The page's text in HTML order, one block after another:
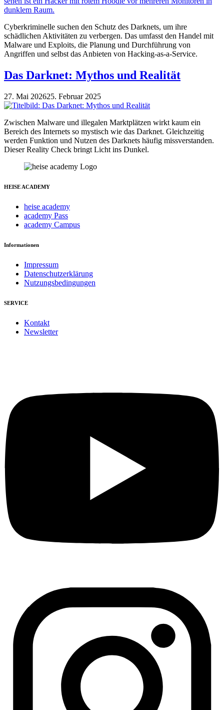
Cyberkriminelle suchen den Schutz des Darknets, um ihre
schädlichen Aktivitäten zu verbergen. Das umfasst den Handel mit
Malware und Exploits, die Planung und Durchführung von
Angriffen und selbst das Anbieten von Hacking-as-a-Service.
Das Darknet: Mythos und Realität
27. Mai 202625. Februar 2025
Zwischen Malware und illegalen Marktplätzen wirkt kaum ein
Bereich des Internets so mystisch wie das Darknet. Gleichzeitig
werden Funktion und Nutzen des Darknets häufig missverstanden.
Dieser Reality Check bringt Licht ins Dunkel.
HEISE ACADEMY
heise academy
academy Pass
academy Campus
Informationen
Impressum
Datenschutzerklärung
Nutzungsbedingungen
SERVICE
Kontakt
Newsletter